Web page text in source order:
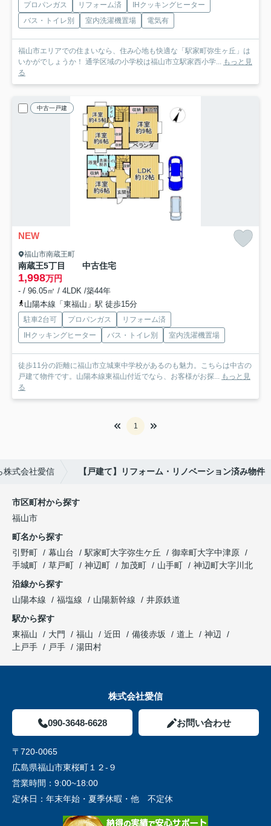
プロパンガス リフォーム済
IHクッキングヒーター
バス・トイレ別
室内洗濯機置場 電気有
福山市エリアでの住まいなら、住み心地も快適な「駅家町弥生ヶ丘」は
いかがでしょうか！ 通学区域の小学校は福山市立駅家西小学... もっと見
る
中古一戸建
NEW
福山市南蔵王町
南蔵王5丁目 中古住宅
1,998万円
- / 96.05㎡ / 4LDK /築44年
山陽本線「東福山」駅 徒歩15分
駐車2台可 プロパンガス
リフォーム済
IHクッキングヒーター
バス・トイレ別 室内洗濯機置場
徒歩11分の距離に福山市立城東中学校があるのも魅力。こちらは中古の
戸建て物件です。山陽本線東福山付近でなら、お客様がお探... もっと見
る
1
株式会社愛信 【戸建て】リフォーム・リノベーション済み物件
市区町村から探す
福山市
町名から探す
引野町
幕山台 駅家町大字弥生ケ丘
御幸町大字中津原
手城町
草戸町 神辺町 加茂町 山手町
神辺町大字川北
沿線から探す
山陽本線
福塩線 山陽新幹線
井原鉄道
駅から探す
東福山
大門 福山 近田 備後赤坂 道上
神辺
上戸手
戸手 湯田村
株式会社愛信
090-3648-6628 お問い合わせ
〒720-0065
広島県福山市東桜町１２-９
営業時間： 9:00~18:00
定休日： 年末年始・夏季休暇・他 不定休